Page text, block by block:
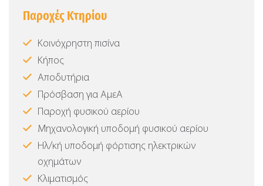
Παροχές Κτηρίου
Κοινόχρηστη πισίνα
Κήπος
Αποδυτήρια
Πρόσβαση για ΑμεΑ
Παροχή φυσικού αερίου
Μηχανολογική υποδομή φυσικού αερίου
Ηλ/κή υποδομή φόρτισης ηλεκτρικών
οχημάτων
Κλιματισμός